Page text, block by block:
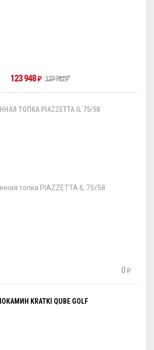
123 948₽ 127 782₽
ТОПКА PIAZZETTA IL 75/58
0₽
KRATKI QUBE GOLF